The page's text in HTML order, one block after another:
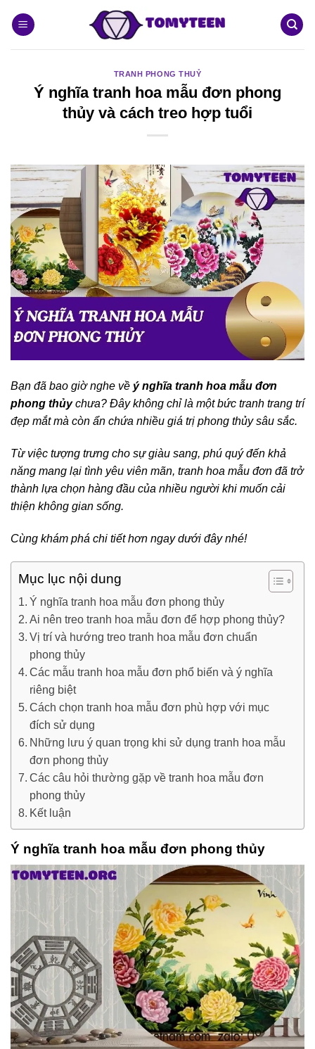
qua
TRANH PHONG THUỶ
Ý nghĩa tranh hoa mẫu đơn phong
thủy và cách treo hợp tuổi
Bạn đã bao giờ nghe về ý nghĩa tranh hoa mẫu đơn
phong thủychưa? Đây không chỉ là một bức tranh trang trí
đẹp mắt mà còn ẩn chứa nhiều giá trị phong thủy sâu sắc.
Từ việc tượng trưng cho sự giàu sang, phú quý đến khả
năng mang lại tình yêu viên mãn, tranh hoa mẫu đơn đã trở
thành lựa chọn hàng đầu của nhiều người khi muốn cải
thiện không gian sống.
Cùng khám phá chi tiết hơn ngay dưới đây nhé!
Mục lục nội dung
Ý nghĩa tranh hoa mẫu đơn phong thủy
Ai nên treo tranh hoa mẫu đơn để hợp phong thủy?
Vị trí và hướng treo tranh hoa mẫu đơn chuẩn
phong thủy
Các mẫu tranh hoa mẫu đơn phổ biến và ý nghĩa
riêng biệt
Cách chọn tranh hoa mẫu đơn phù hợp với mục
đích sử dụng
Những lưu ý quan trọng khi sử dụng tranh hoa mẫu
đơn phong thủy
Các câu hỏi thường gặp về tranh hoa mẫu đơn
phong thủy
Kết luận
Ý nghĩa tranh hoa mẫu đơn phong thủy